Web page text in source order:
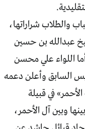
والطلاب شراراتها،
عبدالله بن حسين
بعد وفاة والده العام 2007، أعلن دعمه للثورة في 22 أذار/مارس 2011. أما اللواء علي محسن
السابق وأعلن دعمه
في قبيلة
وبين آل الأحمر،